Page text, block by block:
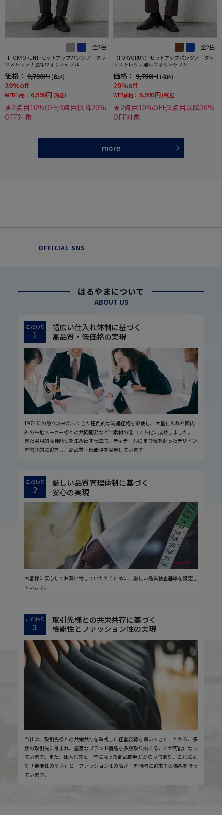
全2色
【TOKYORUN】セットアップパンツノータッ
クストレッチ通年ウォッシャブル
価格： 9,790円 (税込)
29%off
WEB価格： 6,990円 (税込)
★2点目10%OFF/3点目以降20%
OFF対象
全2色
【TOKYORUN】セットアップパンツノータッ
クストレッチ通年ウォッシャブル
価格： 9,790円 (税込)
29%off
WEB価格： 6,990円 (税込)
★2点目10%OFF/3点目以降20%
OFF対象
more
OFFICIAL SNS
はるやまについて
ABOUT US
こだわり
1
幅広い仕入れ体制に基づく
高品質・低価格の実現
1974年の設立以来培ってきた圧倒的な流通経路を駆使し、大量仕入れや国内
外の生地メーカー様との共同開発などで素材の低コスト化に成功しました。
また実用的な機能性を生み出す仕立て、ディテールにまで気を配ったデザイン
を徹底的に追求し、高品質・低価格を実現しています
こだわり
2
厳しい品質管理体制に基づく
安心の実現
お客様に安心してお買い物していただくために、厳しい品質検査基準を設定し
ています。
こだわり
3
取引先様との共栄共存に基づく
機能性とファッション性の実現
当社は、取引先様との共栄共存を重視した経営姿勢を貫いてきたことから、多
数の取引先に恵まれ、豊富なブランド商品を多数取り揃えることが可能になっ
ています。また、仕入れ先と一体になった商品開発がかのうであり、これによ
り「機能性の高さ」と「ファッション性の高さ」を同時に追求する強みを持っ
ています。